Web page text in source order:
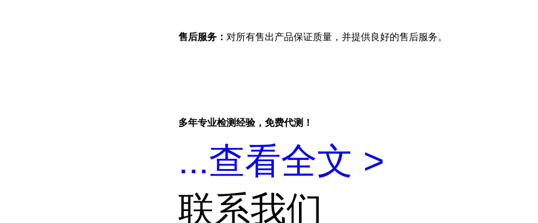
售后服务： 对所有售出产品保证质量，并提供良好的售后服务。
多年专业检测经验，免费代测！
...查看全文 >
联系我们